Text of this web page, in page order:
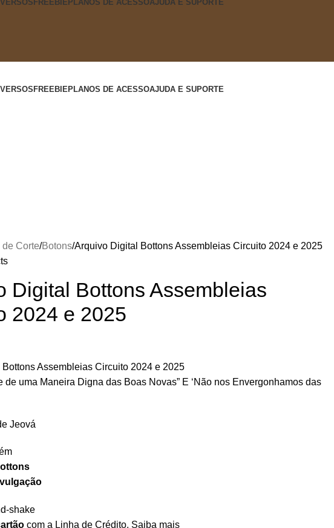
FREEBIE PLANOS DE ACESSOAJUDA E SUPORTE
FREEBIEPLANOS DE ACESSOAJUDA E SUPORTE
Corte Botons Arquivo Digital Bottons Assembleias Circuito 2024 e 2025
Digital Bottons Assembleias
2024 e 2025
Assembleias Circuito 2024 e 2025
de uma Maneira Digna das Boas Novas” E ‘Não nos Envergonhamos das
Jeová
com a Linha de Crédito. Saiba mais